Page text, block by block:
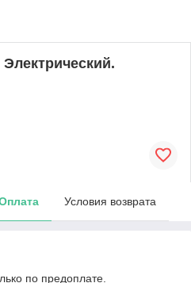
Условия возврата
по предоплате.